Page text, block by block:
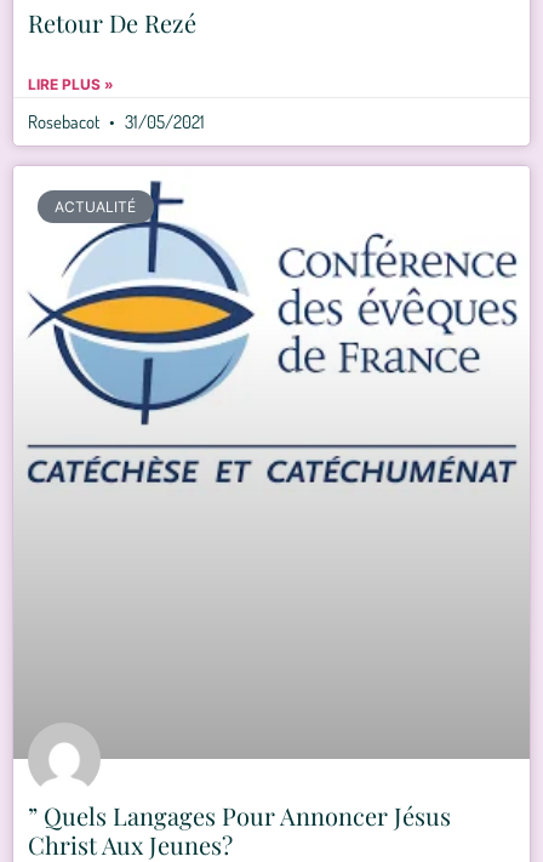
Retour De Rezé
LIRE PLUS »
Rosebacot 31/05/2021
ACTUALITÉ
” Quels Langages Pour Annoncer Jésus
Christ Aux Jeunes?